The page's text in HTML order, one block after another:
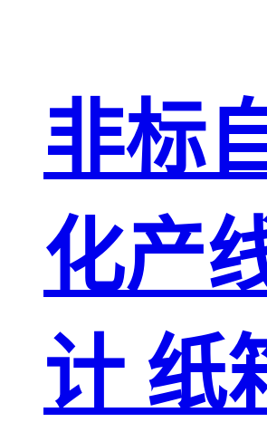
非标
化产
计 纸